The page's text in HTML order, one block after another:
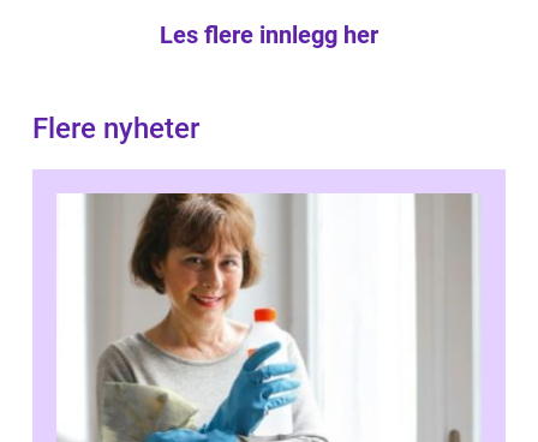
Les flere innlegg her
Flere nyheter